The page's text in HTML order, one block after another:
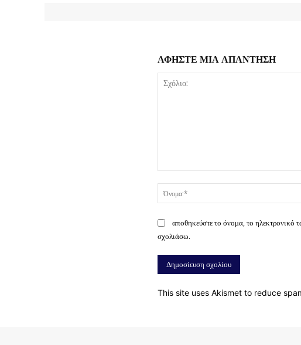
ΑΦΗΣΤΕ ΜΙΑ ΑΠΑΝΤΗΣΗ
αποθηκεύστε το όνομα, το ηλεκτρονικό
σχολιάσω.
This site uses Akismet to reduce